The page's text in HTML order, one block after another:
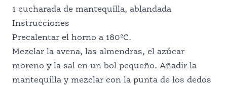
PROFESIONALES DE LA NUTRICIÓN
1 cucharada de mantequilla, ablandada
Instrucciones
Precalentar el horno a 180ºC.
Mezclar la avena, las almendras, el azúcar
moreno y la sal en un bol pequeño. Añadir la
mantequilla y mezclar con la punta de los dedos